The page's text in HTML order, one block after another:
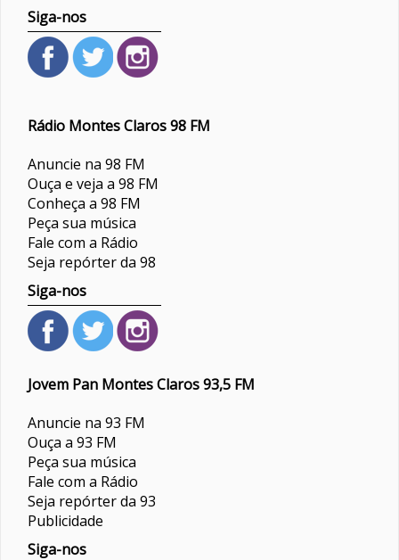
Siga-nos
Rádio Montes Claros 98 FM
Anuncie na 98 FM
Ouça e veja a 98 FM
Conheça a 98 FM
Peça sua música
Fale com a Rádio
Seja repórter da 98
Siga-nos
Jovem Pan Montes Claros 93,5 FM
Anuncie na 93 FM
Ouça a 93 FM
Peça sua música
Fale com a Rádio
Seja repórter da 93
Publicidade
Siga-nos